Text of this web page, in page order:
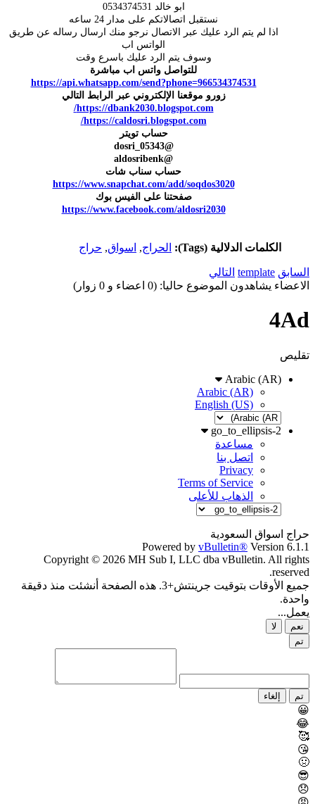
ابو خالد 0534374531
نستقبل اتصالاتكم على مدار 24 ساعه
اذا لم يتم الرد عليك عبر الاتصال نرجو منك ارسال رساله عن طريق
الواتس اب
وسوف يتم الرد عليك باسرع وقت
للتواصل واتس اب مباشرة
https://api.whatsapp.com/send?phone=966534374531
زورو موقعنا الإلكتروني عبر الرابط التالي
https://dbank2030.blogspot.com/
https://caldosri.blogspot.com/
حساب تويتر
@dosri_05343
@aldosribenk
حساب سناب شات
https://www.snapchat.com/add/soqdos3020
صفحتنا على الفيس بوك
https://www.facebook.com/aldosri2030
الكلمات الدلالية (Tags): الحراج, اسواق, حراج
السابق template التالي
الاعضاء يشاهدون الموضوع حاليا: (0 اعضاء و 0 زوار)
4Ad
تقليص
Arabic (AR)
Arabic (AR)
English (US)
go_to_ellipsis-2
مساعدة
اتصل بنا
Privacy
Terms of Service
الذهاب للأعلى
حراج اسواق السعودية
Powered by vBulletin® Version 6.1.1
Copyright © 2026 MH Sub I, LLC dba vBulletin. All rights
reserved.
جميع الأوقات بتوقيت جرينتش+3. هذه الصفحة أنشئت منذ دقيقة
واحدة.
يعمل...
نعم
لا
تم
تم إلغاء
😀
😂
🥰
😘
🤢
😎
😞